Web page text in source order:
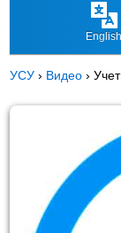
English
УСУ › Видео ›